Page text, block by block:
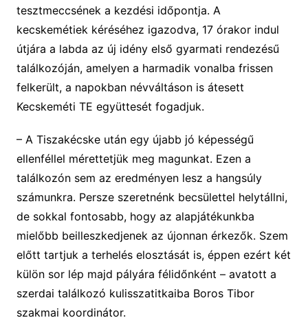
tesztmeccsének a kezdési időpontja. A
kecskemétiek kéréséhez igazodva, 17 órakor indul
útjára a labda az új idény első gyarmati rendezésű
találkozóján, amelyen a harmadik vonalba frissen
felkerült, a napokban névváltáson is átesett
Kecskeméti TE együttesét fogadjuk.
– A Tiszakécske után egy újabb jó képességű
ellenféllel mérettetjük meg magunkat. Ezen a
találkozón sem az eredményen lesz a hangsúly
számunkra. Persze szeretnénk becsülettel helytállni,
de sokkal fontosabb, hogy az alapjátékunkba
mielőbb beilleszkedjenek az újonnan érkezők. Szem
előtt tartjuk a terhelés elosztását is, éppen ezért két
külön sor lép majd pályára félidőnként – avatott a
szerdai találkozó kulisszatitkaiba Boros Tibor
szakmai koordinátor.